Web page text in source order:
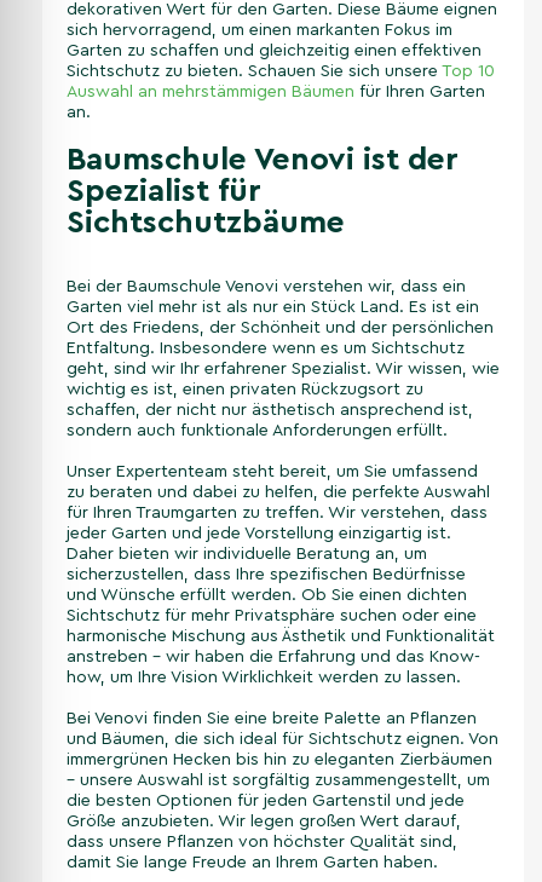
dekorativen Wert für den Garten. Diese Bäume eignen
sich hervorragend, um einen markanten Fokus im
Garten zu schaffen und gleichzeitig einen effektiven
Sichtschutz zu bieten. Schauen Sie sich unsere Top 10
Auswahl an mehrstämmigen Bäumen für Ihren Garten
an.
Baumschule Venovi ist der
Spezialist für
Sichtschutzbäume
Bei der Baumschule Venovi verstehen wir, dass ein
Garten viel mehr ist als nur ein Stück Land. Es ist ein
Ort des Friedens, der Schönheit und der persönlichen
Entfaltung. Insbesondere wenn es um Sichtschutz
geht, sind wir Ihr erfahrener Spezialist. Wir wissen, wie
wichtig es ist, einen privaten Rückzugsort zu
schaffen, der nicht nur ästhetisch ansprechend ist,
sondern auch funktionale Anforderungen erfüllt.
Unser Expertenteam steht bereit, um Sie umfassend
zu beraten und dabei zu helfen, die perfekte Auswahl
für Ihren Traumgarten zu treffen. Wir verstehen, dass
jeder Garten und jede Vorstellung einzigartig ist.
Daher bieten wir individuelle Beratung an, um
sicherzustellen, dass Ihre spezifischen Bedürfnisse
und Wünsche erfüllt werden. Ob Sie einen dichten
Sichtschutz für mehr Privatsphäre suchen oder eine
harmonische Mischung aus Ästhetik und Funktionalität
anstreben – wir haben die Erfahrung und das Know-
how, um Ihre Vision Wirklichkeit werden zu lassen.
Bei Venovi finden Sie eine breite Palette an Pflanzen
und Bäumen, die sich ideal für Sichtschutz eignen. Von
immergrünen Hecken bis hin zu eleganten Zierbäumen
– unsere Auswahl ist sorgfältig zusammengestellt, um
die besten Optionen für jeden Gartenstil und jede
Größe anzubieten. Wir legen großen Wert darauf,
dass unsere Pflanzen von höchster Qualität sind,
damit Sie lange Freude an Ihrem Garten haben.